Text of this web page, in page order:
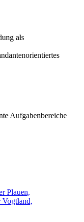
als
Aufgabenbereiche